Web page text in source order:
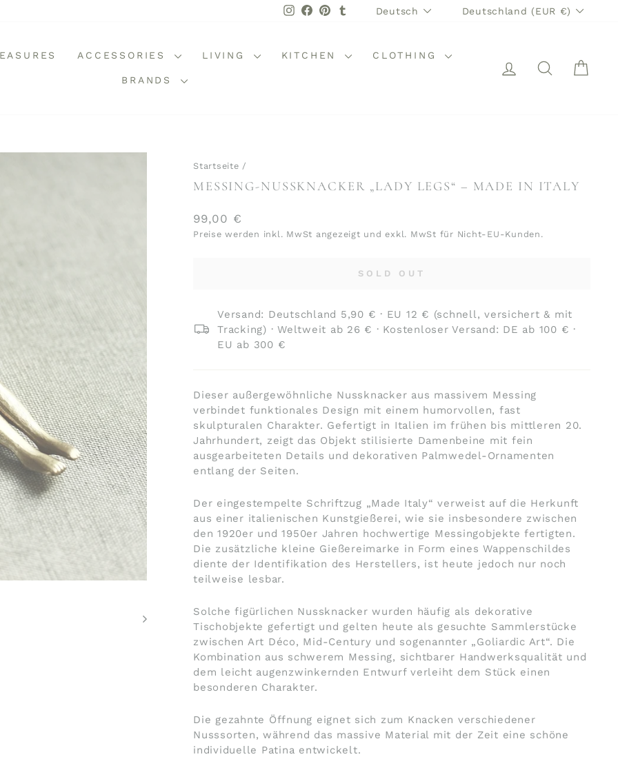
Instagram
Facebook
PinterestTumblrSPRACHE
Deutsch WÄHRUNG
Deutschland (EUR €)
ACCESSORIES LIVING KITCHEN CLOTHING
BRANDS
EINLOGGEN
SUCHE
Startseite /
MESSING-NUSSKNACKER „LADY LEGS“ – MADE IN ITALY
Normaler
Preis
99,00 €
Preise werden inkl. MwSt angezeigt und exkl. MwSt für Nicht-EU-Kunden.
SOLD OUT
Versand: Deutschland 5,90 € · EU 12 € (schnell, versichert & mit
Tracking) · Weltweit ab 26 € · Kostenloser Versand: DE ab 100 € ·
EU ab 300 €
Dieser außergewöhnliche Nussknacker aus massivem Messing
verbindet funktionales Design mit einem humorvollen, fast
skulpturalen Charakter. Gefertigt in Italien im frühen bis mittleren 20.
Jahrhundert, zeigt das Objekt stilisierte Damenbeine mit fein
ausgearbeiteten Details und dekorativen Palmwedel-Ornamenten
entlang der Seiten.
Der eingestempelte Schriftzug „Made Italy“ verweist auf die Herkunft
aus einer italienischen Kunstgießerei, wie sie insbesondere zwischen
den 1920er und 1950er Jahren hochwertige Messingobjekte fertigten.
Die zusätzliche kleine Gießereimarke in Form eines Wappenschildes
diente der Identifikation des Herstellers, ist heute jedoch nur noch
teilweise lesbar.
Solche figürlichen Nussknacker wurden häufig als dekorative
Tischobjekte gefertigt und gelten heute als gesuchte Sammlerstücke
zwischen Art Déco, Mid-Century und sogenannter „Goliardic Art“. Die
Kombination aus schwerem Messing, sichtbarer Handwerksqualität und
dem leicht augenzwinkernden Entwurf verleiht dem Stück einen
besonderen Charakter.
Die gezahnte Öffnung eignet sich zum Knacken verschiedener
Nusssorten, während das massive Material mit der Zeit eine schöne
individuelle Patina entwickelt.